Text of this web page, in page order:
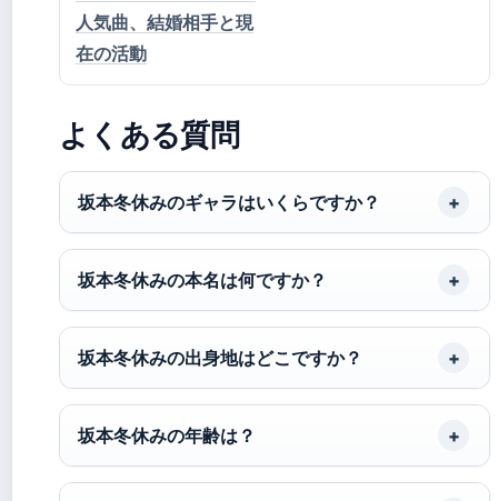
人気曲、結婚相手と現
在の活動
よくある質問
坂本冬休みのギャラはいくらですか？
坂本冬休みの本名は何ですか？
坂本冬休みの出身地はどこですか？
坂本冬休みの年齢は？